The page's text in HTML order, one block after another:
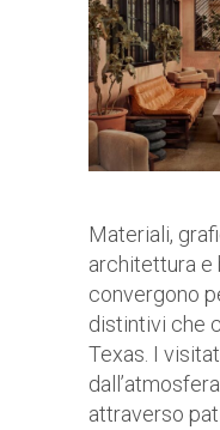
Materiali,
architettura e
convergono
distintivi che
Texas. I
attraverso